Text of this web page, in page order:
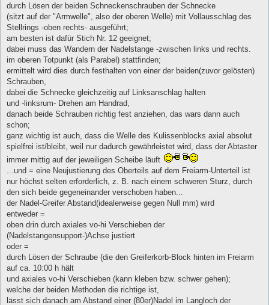
a
durch Lösen der beiden Schneckenschrauben der Schnecke
(sitzt auf der "Armwelle", also der oberen Welle) mit Vollausschlag des
Stellrings -oben rechts- ausgeführt;
am besten ist dafür Stich Nr. 12 geeignet;
dabei muss das Wandern der Nadelstange -zwischen links und rechts.
im oberen Totpunkt (als Parabel) stattfinden;
ermittelt wird dies durch festhalten von einer der beiden(zuvor gelösten)
Schrauben,
dabei die Schnecke gleichzeitig auf Linksanschlag halten
und -linksrum- Drehen am Handrad,
danach beide Schrauben richtig fest anziehen, das wars dann auch
schon;
ganz wichtig ist auch, dass die Welle des Kulissenblocks axial absolut
spielfrei ist/bleibt, weil nur dadurch gewährleistet wird, dass der Abtaster
immer mittig auf der jeweiligen Scheibe läuft
...und = eine Neujustierung des Oberteils auf dem Freiarm-Unterteil ist
nur höchst selten erforderlich, z. B. nach einem schweren Sturz, durch
den sich beide gegeneinander verschoben haben...
der Nadel-Greifer Abstand(idealerweise gegen Null mm) wird
entweder =
oben drin durch axiales vo-hi Verschieben der
(Nadelstangensupport-)Achse justiert
oder =
durch Lösen der Schraube (die den Greiferkorb-Block hinten im Freiarm
auf ca. 10:00 h hält
und axiales vo-hi Verschieben (kann kleben bzw. schwer gehen);
welche der beiden Methoden die richtige ist,
lässt sich danach am Abstand einer (80er)Nadel im Langloch der